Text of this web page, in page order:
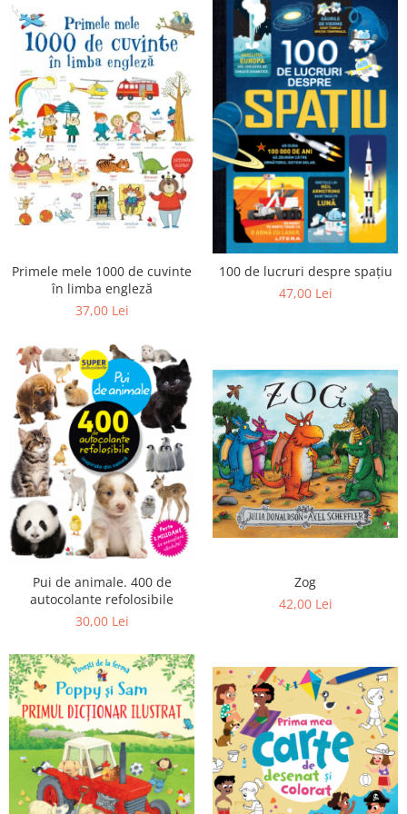
Primele mele 1000 de cuvinte
în limba engleză
37,00 Lei
100 de lucruri despre spațiu
47,00 Lei
Pui de animale. 400 de
autocolante refolosibile
30,00 Lei
Zog
42,00 Lei